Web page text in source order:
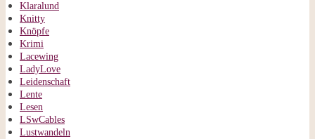
Klaralund
Knitty
Knöpfe
Krimi
Lacewing
LadyLove
Leidenschaft
Lente
Lesen
LSwCables
Lustwandeln